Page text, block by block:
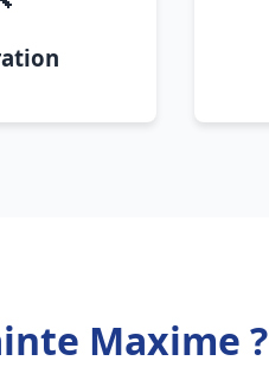
Maxime ?